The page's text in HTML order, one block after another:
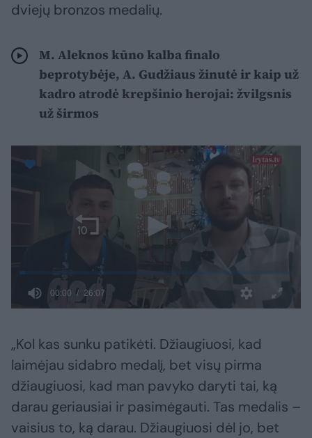
dviejų bronzos medalių.
M. Aleknos kūno kalba finalo
beprotybėje, A. Gudžiaus žinutė ir kaip už
kadro atrodė krepšinio herojai: žvilgsnis
už širmos
„Kol kas sunku patikėti. Džiaugiuosi, kad
laimėjau sidabro medalį, bet visų pirma
džiaugiuosi, kad man pavyko daryti tai, ką
darau geriausiai ir pasimėgauti. Tas medalis –
vaisius to, ką darau. Džiaugiuosi dėl jo, bet